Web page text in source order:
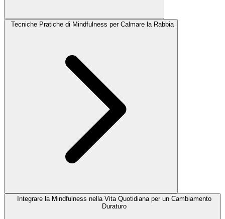
Tecniche Pratiche di Mindfulness per Calmare la Rabbia
Integrare la Mindfulness nella Vita Quotidiana per un Cambiamento
Duraturo